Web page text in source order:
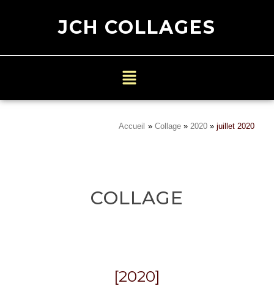
JCH COLLAGES
Accueil » Collage » 2020 » juillet 2020
COLLAGE
[2020]